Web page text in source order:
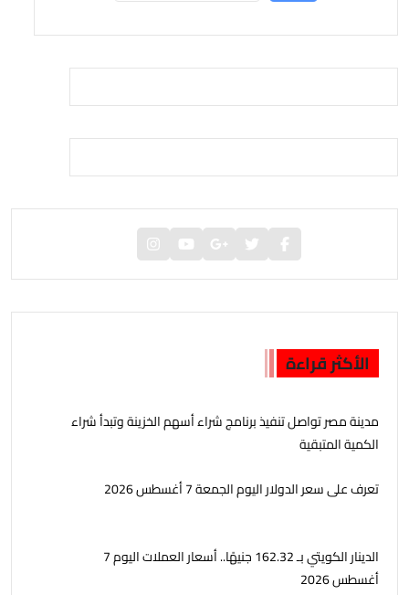
الأكثر قراءة
مدينة مصر تواصل تنفيذ برنامج شراء أسهم الخزينة وتبدأ شراء
الكمية المتبقية
تعرف على سعر الدولار اليوم الجمعة 7 أغسطس 2026
الدينار الكويتي بـ 162.32 جنيهًا.. أسعار العملات اليوم 7
أغسطس 2026